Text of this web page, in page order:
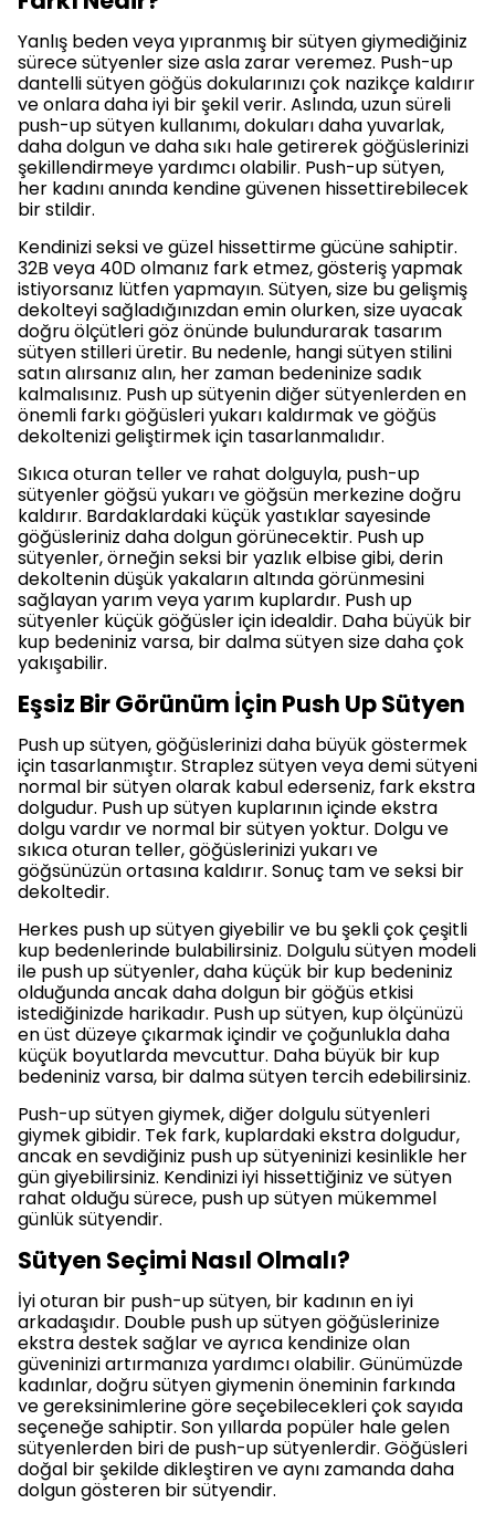
Yanlış beden veya yıpranmış bir sütyen giymediğiniz
sürece sütyenler size asla zarar veremez. Push-up
dantelli sütyen göğüs dokularınızı çok nazikçe kaldırır
ve onlara daha iyi bir şekil verir. Aslında, uzun süreli
push-up sütyen kullanımı, dokuları daha yuvarlak,
daha dolgun ve daha sıkı hale getirerek göğüslerinizi
şekillendirmeye yardımcı olabilir. Push-up sütyen,
her kadını anında kendine güvenen hissettirebilecek
bir stildir.
Kendinizi seksi ve güzel hissettirme gücüne sahiptir.
32B veya 40D olmanız fark etmez, gösteriş yapmak
istiyorsanız lütfen yapmayın. Sütyen, size bu gelişmiş
dekolteyi sağladığınızdan emin olurken, size uyacak
doğru ölçütleri göz önünde bulundurarak tasarım
sütyen stilleri üretir. Bu nedenle, hangi sütyen stilini
satın alırsanız alın, her zaman bedeninize sadık
kalmalısınız. Push up sütyenin diğer sütyenlerden en
önemli farkı göğüsleri yukarı kaldırmak ve göğüs
dekoltenizi geliştirmek için tasarlanmalıdır.
Sıkıca oturan teller ve rahat dolguyla, push-up
sütyenler göğsü yukarı ve göğsün merkezine doğru
kaldırır. Bardaklardaki küçük yastıklar sayesinde
göğüsleriniz daha dolgun görünecektir. Push up
sütyenler, örneğin seksi bir yazlık elbise gibi, derin
dekoltenin düşük yakaların altında görünmesini
sağlayan yarım veya yarım kuplardır. Push up
sütyenler küçük göğüsler için idealdir. Daha büyük bir
kup bedeniniz varsa, bir dalma sütyen size daha çok
yakışabilir.
Eşsiz Bir Görünüm İçin Push Up Sütyen
Push up sütyen, göğüslerinizi daha büyük göstermek
için tasarlanmıştır. Straplez sütyen veya demi sütyeni
normal bir sütyen olarak kabul ederseniz, fark ekstra
dolgudur. Push up sütyen kuplarının içinde ekstra
dolgu vardır ve normal bir sütyen yoktur. Dolgu ve
sıkıca oturan teller, göğüslerinizi yukarı ve
göğsünüzün ortasına kaldırır. Sonuç tam ve seksi bir
dekoltedir.
Herkes push up sütyen giyebilir ve bu şekli çok çeşitli
kup bedenlerinde bulabilirsiniz. Dolgulu sütyen modeli
ile push up sütyenler, daha küçük bir kup bedeniniz
olduğunda ancak daha dolgun bir göğüs etkisi
istediğinizde harikadır. Push up sütyen, kup ölçünüzü
en üst düzeye çıkarmak içindir ve çoğunlukla daha
küçük boyutlarda mevcuttur. Daha büyük bir kup
bedeniniz varsa, bir dalma sütyen tercih edebilirsiniz.
Push-up sütyen giymek, diğer dolgulu sütyenleri
giymek gibidir. Tek fark, kuplardaki ekstra dolgudur,
ancak en sevdiğiniz push up sütyeninizi kesinlikle her
gün giyebilirsiniz. Kendinizi iyi hissettiğiniz ve sütyen
rahat olduğu sürece, push up sütyen mükemmel
günlük sütyendir.
Sütyen Seçimi Nasıl Olmalı?
İyi oturan bir push-up sütyen, bir kadının en iyi
arkadaşıdır. Double push up sütyen göğüslerinize
ekstra destek sağlar ve ayrıca kendinize olan
güveninizi artırmanıza yardımcı olabilir. Günümüzde
kadınlar, doğru sütyen giymenin öneminin farkında
ve gereksinimlerine göre seçebilecekleri çok sayıda
seçeneğe sahiptir. Son yıllarda popüler hale gelen
sütyenlerden biri de push-up sütyenlerdir. Göğüsleri
doğal bir şekilde dikleştiren ve aynı zamanda daha
dolgun gösteren bir sütyendir.